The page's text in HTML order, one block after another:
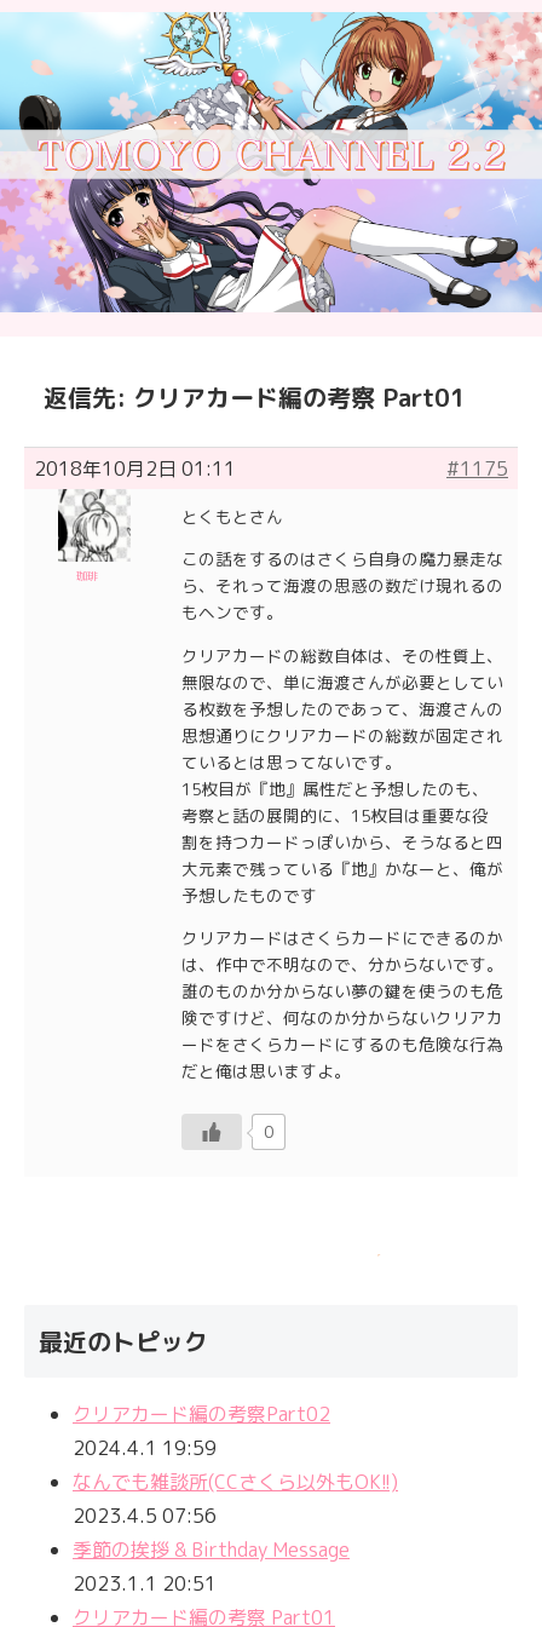
返信先: クリアカード編の考察 Part01
2018年10月2日 01:11 #1175
珈琲
とくもとさん
この話をするのはさくら自身の魔力暴走な
ら、それって海渡の思惑の数だけ現れるの
もヘンです。
クリアカードの総数自体は、その性質上、
無限なので、単に海渡さんが必要としてい
る枚数を予想したのであって、海渡さんの
思想通りにクリアカードの総数が固定され
ているとは思ってないです。
15枚目が『地』属性だと予想したのも、
考察と話の展開的に、15枚目は重要な役
割を持つカードっぽいから、そうなると四
大元素で残っている『地』かなーと、俺が
予想したものです
クリアカードはさくらカードにできるのか
は、作中で不明なので、分からないです。
誰のものか分からない夢の鍵を使うのも危
険ですけど、何なのか分からないクリアカ
ードをさくらカードにするのも危険な行為
だと俺は思いますよ。
0
最近のトピック
クリアカード編の考察Part02
2024.4.1 19:59
なんでも雑談所(CCさくら以外もOK!!)
2023.4.5 07:56
季節の挨拶 & Birthday Message
2023.1.1 20:51
クリアカード編の考察 Part01